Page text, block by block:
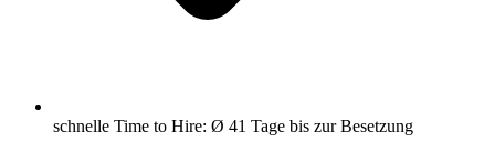
schnelle Time to Hire: Ø 41 Tage bis zur Besetzung